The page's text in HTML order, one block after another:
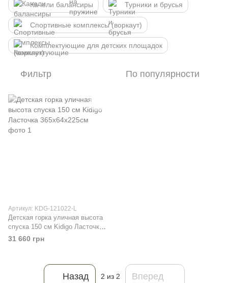
Качели балансиры Турники и брусья
Спортивные комплексы (воркаут)
Комплектующие для детских площадок
Фильтр По популярности
Артикул: KDG-121022-L
Детская горка уличная высота
спуска 150 см Kidigo Ласточка
365х64х225см
31 660 грн
Назад 2 из 2 Вперед